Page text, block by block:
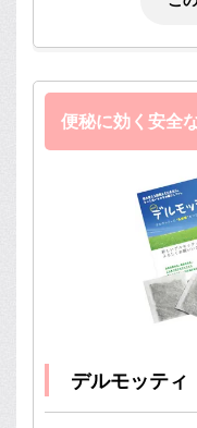
便秘に効く安全
デルモッティ